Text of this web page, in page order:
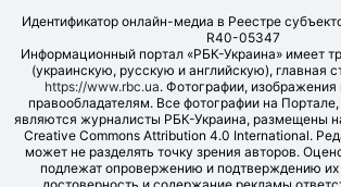
Идентификатор онлайн-медиа в Реестре
R40-05347
Информационный портал «РБК-Украина» имеет
(украинскую, русскую и английскую), главная
https://www.rbc.ua. Фотографии, изображения
правообладателям. Все фотографии на
являются журналисты РБК-Украина, размещены
Creative Commons Attribution 4.0 International.
может не разделять точку зрения авторов.
подлежат опровержению и подтверждению их